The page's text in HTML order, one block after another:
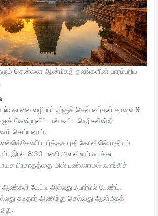
சென்னை ஆன்மீகத் தலங்களின் பாரம்பரிய
காலை வழிபாட்டிற்குச் செல்பவர்கள் காலை 6
சென்றுவிட்டால் கூட்ட நெரிசலின்றி
செய்யலாம்.
பார்த்தசாரதி கோவிலில் மதியம்
இரவு 8:30 மணி அளவிலும் சுடச்சுட
பிரசாதத்தை மிஸ் பண்ணாமல் வாங்கிச்
ஆண்கள் வேட்டி அல்லது ஃபார்மல் பேண்ட்,
சுடிதார் அணிந்து செல்வது ஆன்மீகக்